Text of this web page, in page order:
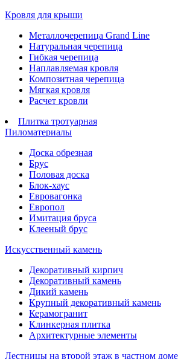
Кровля для крыши
Металлочерепица Grand Line
Натуральная черепица
Гибкая черепица
Наплавляемая кровля
Композитная черепица
Мягкая кровля
Расчет кровли
Плитка тротуарная
Пиломатериалы
Доска обрезная
Брус
Половая доска
Блок-хаус
Евровагонка
Европол
Имитация бруса
Клееный брус
Искусственный камень
Декоративный кирпич
Декоративный камень
Дикий камень
Крупный декоративный камень
Керамогранит
Клинкерная плитка
Архитектурные элементы
Лестницы на второй этаж в частном доме